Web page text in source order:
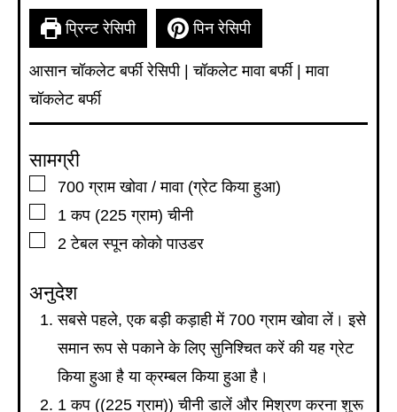
प्रिन्ट रेसिपी पिन रेसिपी
आसान चॉकलेट बर्फी रेसिपी | चॉकलेट मावा बर्फी | मावा
चॉकलेट बर्फी
सामग्री
▢
700 ग्रामखोवा / मावा (ग्रेट किया हुआ)
▢
1 कप (225 ग्राम) चीनी
▢
2 टेबल स्पून कोको पाउडर
अनुदेश
सबसे पहले, एक बड़ी कड़ाही में 700 ग्राम खोवा लें। इसे
समान रूप से पकाने के लिए सुनिश्चित करें की यह ग्रेट
किया हुआ है या क्रम्बल किया हुआ है।
1 कप ((225 ग्राम)) चीनी डालें और मिश्रण करना शुरू